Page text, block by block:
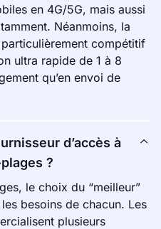
en 4G/5G, mais aussi
Néanmoins, la
compétitif
ultra rapide de 1 à 8
qu’en envoi de
d’accès à
?
le choix du “meilleur”
besoins de chacun. Les
plusieurs